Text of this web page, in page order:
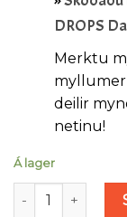
DROPS
Merktu
deilir
netinu!
Á lager
DROPS Daisy